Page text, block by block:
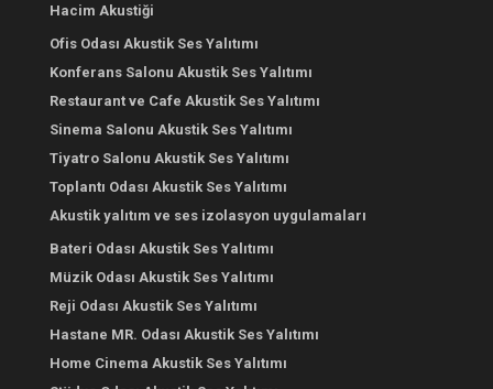
Hacim Akustiği
Ofis Odası Akustik Ses Yalıtımı
Konferans Salonu Akustik Ses Yalıtımı
Restaurant ve Cafe Akustik Ses Yalıtımı
Sinema Salonu Akustik Ses Yalıtımı
Tiyatro Salonu Akustik Ses Yalıtımı
Toplantı Odası Akustik Ses Yalıtımı
Akustik yalıtım ve ses izolasyon uygulamaları
Bateri Odası Akustik Ses Yalıtımı
Müzik Odası Akustik Ses Yalıtımı
Reji Odası Akustik Ses Yalıtımı
Hastane MR. Odası Akustik Ses Yalıtımı
Home Cinema Akustik Ses Yalıtımı